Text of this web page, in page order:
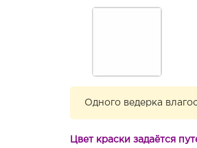
Одного ведерка
Цвет краски задаётся